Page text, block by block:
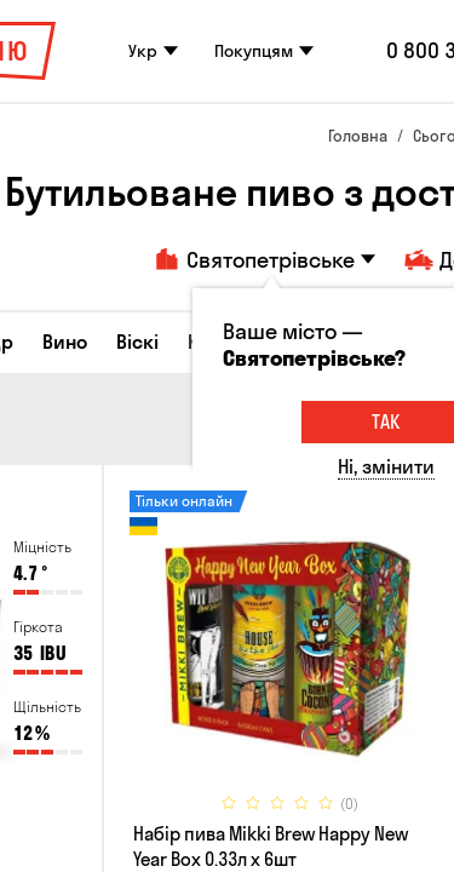
Укр Покупцям 0 800
Головна
Бутильоване пиво з
Святопетрівське
Вино Віскі Коктейлі Горілка
Міцність
4.7°
Гіркота
35 IBU
Щільність
12%
(0)
Тільки онлайн
Набір пива Mikki Brew Happy New
Year Box 0.33л x 6шт
Ваше місто —
Святопетрівське?
ТАК
Ні, змінити